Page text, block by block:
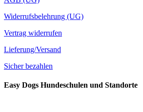
Widerrufsbelehrung (UG)
Vertrag widerrufen
Lieferung/Versand
Sicher bezahlen
Easy Dogs Hundeschulen und Standorte